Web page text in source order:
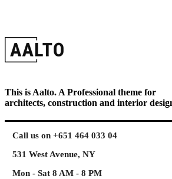
This is Aalto. A Professional theme for
architects, construction and interior
Call us on +651 464 033 04
531 West Avenue, NY
Mon - Sat 8 AM - 8 PM